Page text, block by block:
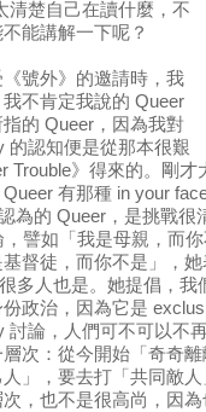
清楚自己在讀什麼，不
能講解一下呢？
號外》的邀請時，我
不肯定我說的 Queer
的 Queer，因為我對
的認知便是從那本很艱
Trouble》得來的。剛
有那種 in your
為的 Queer，是挑戰
，譬如「我是母親，而
督徒，而你不是」，
多人也是。她提倡，
政治，因為它是
討論，人們可不可以不
次：從今開始「奇奇
人」，要去打「共同敵
，也不是很高尚，因